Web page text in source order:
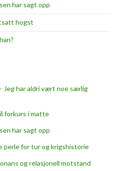
har sagt opp
hogst
Jeg har aldri vært noe særlig
forkurs i matte
har sagt opp
perle for tur og krigshistorie
og relasjonell motstand